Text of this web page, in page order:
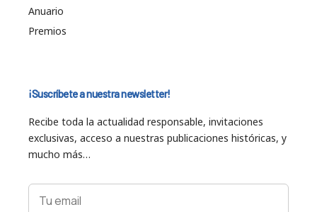
Anuario
Premios
¡Suscríbete a nuestra newsletter!
Recibe toda la actualidad responsable, invitaciones
exclusivas, acceso a nuestras publicaciones históricas, y
mucho más…